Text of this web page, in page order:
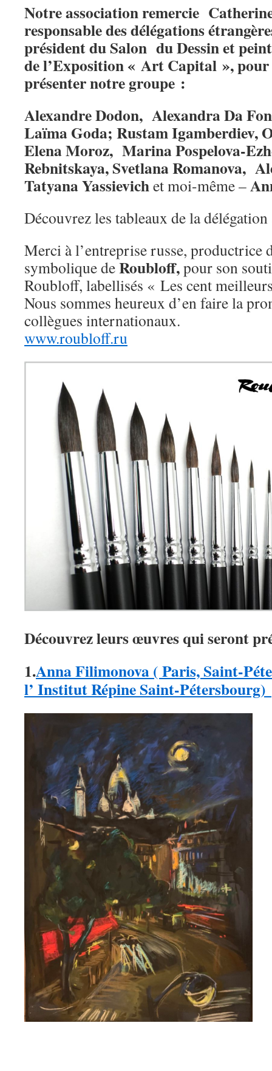
Notre association remercie
responsable des délégations
président du Salon du Dessin et
de l’Exposition « Art Capital »,
présenter notre groupe :
Alexandre Dodon, Alexandra Da
Laïma Goda; Rustam
Elena Moroz, Marina Pospelova-
Rebnitskaya, Svetlana Romanova,
Tatyana Yassievichet moi-même –
Découvrez les tableaux de la
Merci à l’entreprise russe, productrice
symbolique deRoubloff,pour son
Roubloff, labellisés « Les cent
Nous sommes heureux d’en faire la
collègues internationaux.
www.roubloff.ru
Découvrez leurs œuvres qui seront
1.Anna Filimonova ( Paris, Saint-
l’ Institut Répine Saint-Pétersbourg)